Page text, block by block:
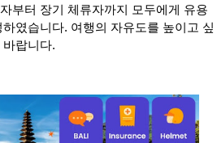
부터 장기 체류자까지 모두에게 유용
였습니다. 여행의 자유도를 높이고 싶
랍니다.